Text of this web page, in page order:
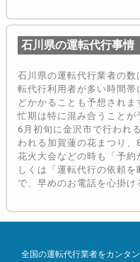
石川県の運転代行事情
石川県の運転代行業者の
転代行利用者が多い時間
どかかることも予想され
忙期は特に混み合うことが
6月初旬に金沢市で行われ
われる加賀蓮の花まつり、
花火大会などの時も「予約
しくは「運転代行の依頼
で、早めのお電話を心掛け
全国の運転代行業者をカンタ